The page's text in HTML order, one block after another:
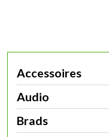
Accessoires
Audio
Brads